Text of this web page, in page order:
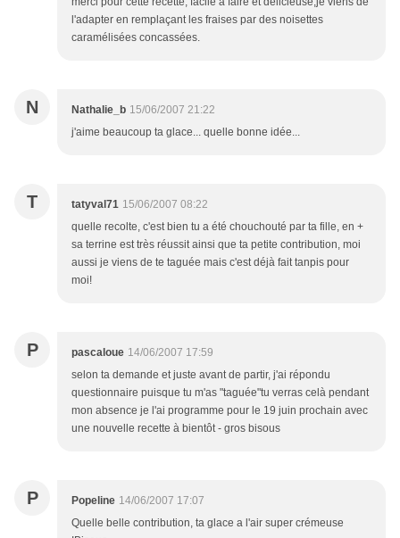
l'adapter en remplaçant les fraises par des noisettes
caramélisées concassées.
N Nathalie_b 15/06/2007 21:22
j'aime beaucoup ta glace... quelle bonne idée...
T tatyval71 15/06/2007 08:22
quelle recolte, c'est bien tu a été chouchouté par ta fille, en +
sa terrine est très réussit ainsi que ta petite contribution, moi
aussi je viens de te taguée mais c'est déjà fait tanpis pour
moi!
P pascaloue 14/06/2007 17:59
selon ta demande et juste avant de partir, j'ai répondu
questionnaire puisque tu m'as "taguée"tu verras celà pendant
mon absence je l'ai programme pour le 19 juin prochain avec
une nouvelle recette à bientôt - gros bisous
P Popeline 14/06/2007 17:07
Quelle belle contribution, ta glace a l'air super crémeuse